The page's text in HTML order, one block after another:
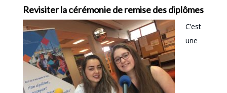
Revisiter la cérémonie de remise des diplômes
C’est
une